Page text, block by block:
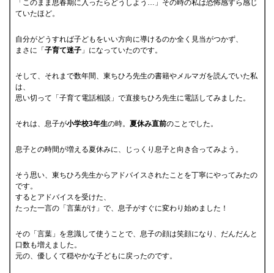
「このまま思春期に入ったらどうしよう…」その時の私は恐怖感すら感じ
ていたほど。
自分がどうすれば子どもをいい方向に導けるのか全く見当がつかず、
まさに「 子育て迷子 」になっていたのです。
そして、それまで数年間、東ちひろ先生の書籍やメルマガを読んでいた私
は、
思い切って「子育て電話相談」で直接ちひろ先生に電話してみました。
それは、息子が小学校3年生の時。 夏休み直前のことでした。
息子との時間が増える夏休みに、じっくり息子と向き合ってみよう。
そう思い、東ちひろ先生からアドバイスされたことを丁寧にやってみたの
です。
するとアドバイスを受けた、
たった一言の「言葉がけ」で、息子がすぐに変わり始めました！
その「言葉」を意識して使うことで、息子の顔は笑顔になり、だんだんと
口数も増えました。
元の、優しくて穏やかな子どもに戻ったのです。